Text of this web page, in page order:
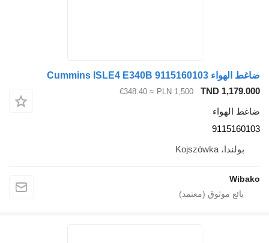
ضاغط الهواء Cummins ISLE4 E340B 9115160103
TND 1,179.000
PLN 1,500
≈ €348.40
ضاغط الهواء
9115160103
بولندا، Kojszówka
Wibako